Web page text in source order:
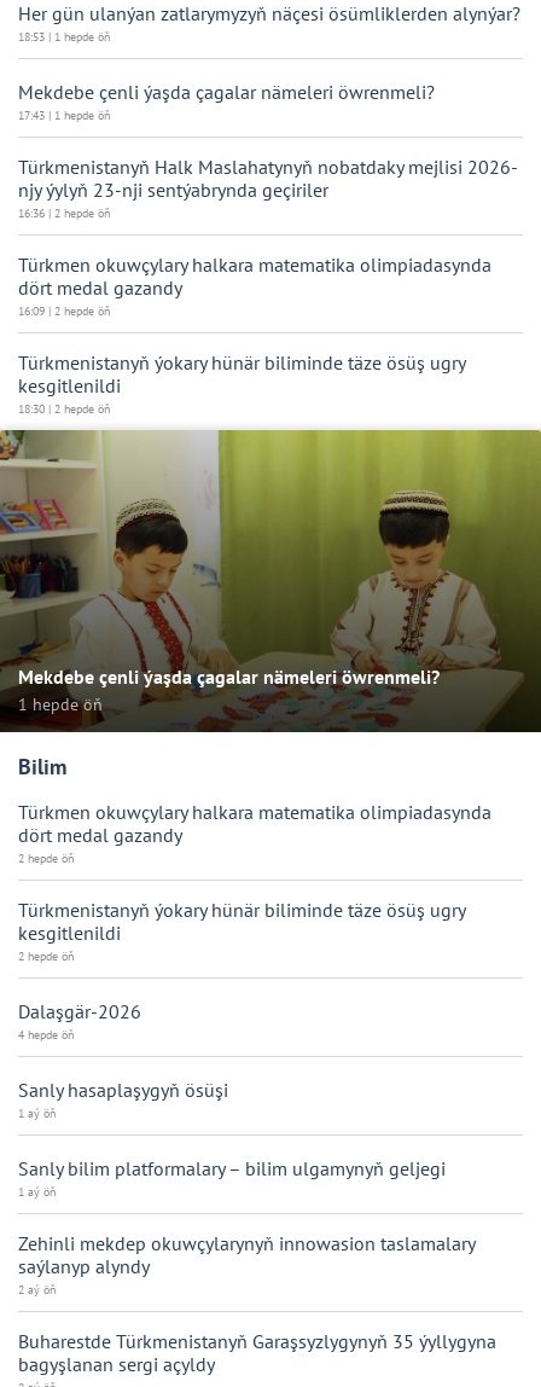
Her gün ulanýan zatlarymyzyň näçesi ösümliklerden alynýar?
18:53 | 1 hepde öň
Mekdebe çenli ýaşda çagalar nämeleri öwrenmeli?
17:43 | 1 hepde öň
Türkmenistanyň Halk Maslahatynyň nobatdaky mejlisi 2026-
njy ýylyň 23-nji sentýabrynda geçiriler
16:36 | 2 hepde öň
Türkmen okuwçylary halkara matematika olimpiadasynda
dört medal gazandy
16:09 | 2 hepde öň
Türkmenistanyň ýokary hünär biliminde täze ösüş ugry
kesgitlenildi
18:30 | 2 hepde öň
Mekdebe çenli ýaşda çagalar nämeleri öwrenmeli?
1 hepde öň
Bilim
Türkmen okuwçylary halkara matematika olimpiadasynda
dört medal gazandy
2 hepde öň
Türkmenistanyň ýokary hünär biliminde täze ösüş ugry
kesgitlenildi
2 hepde öň
Dalaşgär-2026
4 hepde öň
Sanly hasaplaşygyň ösüşi
1 aý öň
Sanly bilim platformalary – bilim ulgamynyň geljegi
1 aý öň
Zehinli mekdep okuwçylarynyň innowasion taslamalary
saýlanyp alyndy
2 aý öň
Buharestde Türkmenistanyň Garaşsyzlygynyň 35 ýyllygyna
bagyşlanan sergi açyldy